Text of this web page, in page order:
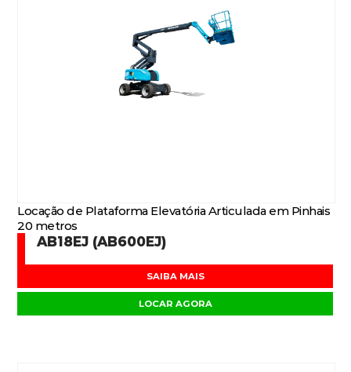
Locação de Plataforma Elevatória Articulada em Pinhais
20 metros
AB18EJ (AB600EJ)
SAIBA MAIS
LOCAR AGORA